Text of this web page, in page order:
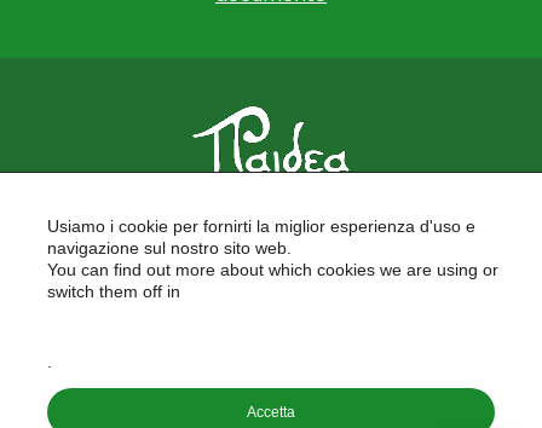
FORMAZIONE PER LE SCUOLE
FORMAZIONE PROFESSIONALE
PROGETTI EUROPEI
Copyright © 2026
Usiamo i cookie per fornirti la miglior esperienza d'uso e
navigazione sul nostro sito web.
You can find out more about which cookies we are using or
switch them off in
Accetta